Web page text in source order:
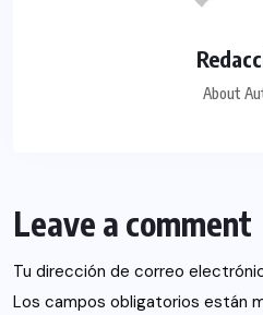
About
Leave a comment
Tu dirección de correo
Los campos obligatorios están